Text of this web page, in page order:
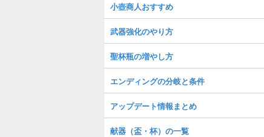
小壺商人おすすめ
武器強化のやり方
聖杯瓶の増やし方
エンディングの分岐と条件
アップデート情報まとめ
献器（盃・杯）の一覧